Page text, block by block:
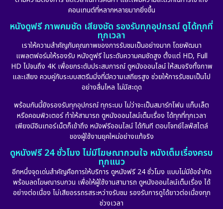
คอนเทนต์ที่หลากหลายมากยิ่งขึ้น
หนังดูฟรี ภาพคมชัด เสียงชัด รองรับทุกอุปกรณ์ ดูได้ทุกที่
ทุกเวลา
เราให้ความสำคัญกับคุณภาพของการรับชมเป็นอย่างมาก โดยพัฒนา
แพลตฟอร์มให้รองรับ หนังดูฟรี ในระดับความคมชัดสูง ตั้งแต่ HD, Full
HD ไปจนถึง 4K เพื่อยกระดับประสบการณ์ ดูหนังออนไลน์ ให้สมจริงทั้งภาพ
และเสียง ควบคู่กับระบบสตรีมมิ่งที่มีความเสถียรสูง ช่วยให้การรับชมเป็นไป
อย่างลื่นไหล ไม่มีสะดุด
พร้อมกันนี้ยังรองรับทุกอุปกรณ์ ทุกระบบ ไม่ว่าจะเป็นสมาร์ทโฟน แท็บเล็ต
หรือคอมพิวเตอร์ ทำให้สามารถ ดูหนังออนไลน์เต็มเรื่อง ได้ทุกที่ทุกเวลา
เพียงมีอินเทอร์เน็ตก็เข้าถึง หนังฟรีออนไลน์ ได้ทันที ตอบโจทย์ไลฟ์สไตล์
ของผู้ใช้งานยุคใหม่อย่างแท้จริง
ดูหนังฟรี 24 ชั่วโมง ไม่มีโฆษณากวนใจ หนังเต็มเรื่องครบ
ทุกแนว
อีกหนึ่งจุดเด่นสำคัญคือการให้บริการ ดูหนังฟรี 24 ชั่วโมง แบบไม่มีข้อจำกัด
พร้อมลดโฆษณารบกวน เพื่อให้ผู้ใช้งานสามารถ ดูหนังออนไลน์เต็มเรื่อง ได้
อย่างต่อเนื่อง ไม่เสียอรรถรสระหว่างรับชม รองรับการดูได้ยาวต่อเนื่องทุก
ช่วงเวลา